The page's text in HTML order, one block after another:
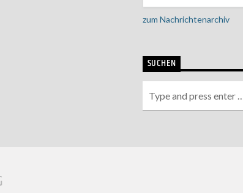
zum Nachrichtenarchiv
SUCHEN